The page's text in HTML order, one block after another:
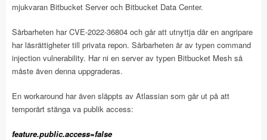
mjukvaran Bitbucket Server och Bitbucket Data Center.
Sårbarheten har CVE-2022-36804 och går att utnyttja där en angripare
har läsrättigheter till privata repon. Sårbarheten är av typen command
injection vulnerability. Har ni en server av typen Bitbucket Mesh så
måste även denna uppgraderas.
En workaround har även släppts av Atlassian som går ut på att
temporärt stänga va publik access:
feature.public.access=false